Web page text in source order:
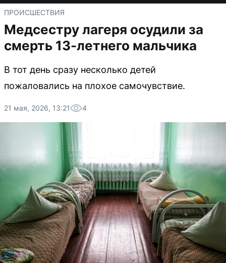
ПРОИСШЕСТВИЯ
Медсестру лагеря осудили за
смерть 13-летнего мальчика
В тот день сразу несколько детей
пожаловались на плохое самочувствие.
21 мая, 2026, 13:21 4